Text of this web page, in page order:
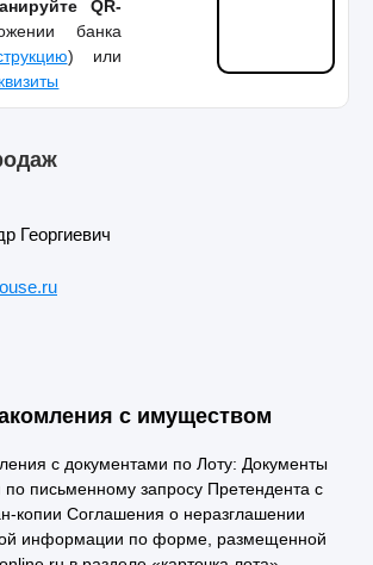
QR-
банка
) или
Георгиевич
с имуществом
с документами по Лоту: Документы
по письменному запросу Претендента с
копии Соглашения о неразглашении
информации по форме, размещенной